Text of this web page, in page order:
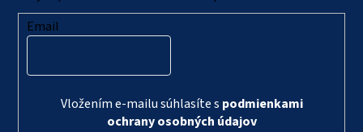
Email
Vložením e-mailu súhlasíte s podmienkami
ochrany osobných údajov